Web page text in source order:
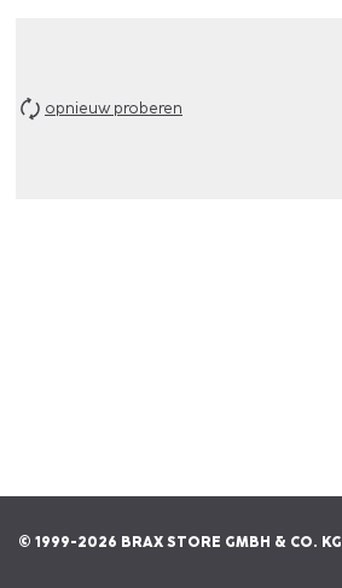
opnieuw proberen
© 1999-2026 BRAX STORE GMBH & CO. KG